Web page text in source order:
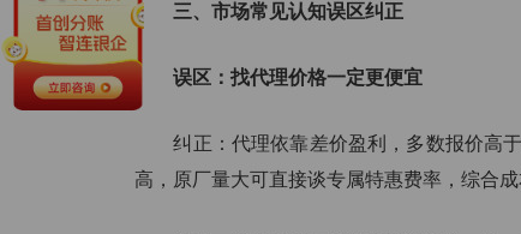
三、市场常见认知误区纠正
误区：找代理价格一定更便宜
纠正：代理依靠差价盈利，多数报价高于
高，原厂量大可直接谈专属特惠费率，综合成